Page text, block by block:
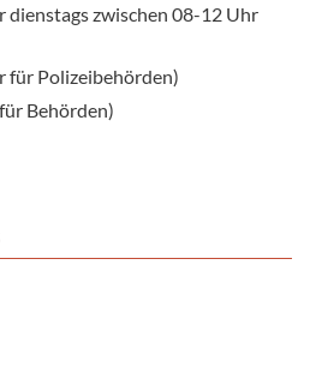
dienstags zwischen 08-12 Uhr
für Polizeibehörden)
Behörden)